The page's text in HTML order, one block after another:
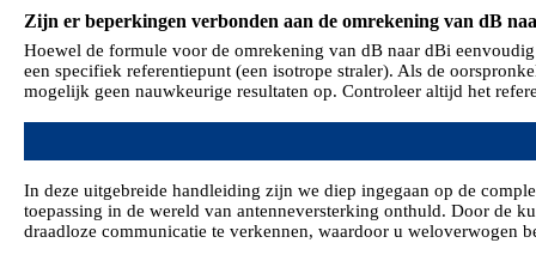
Zijn er beperkingen verbonden aan de omrekening van dB
Hoewel de formule voor de omrekening van dB naar dBi
een specifiek referentiepunt (een isotrope straler). Als de
mogelijk geen nauwkeurige resultaten op. Controleer altijd het
In deze uitgebreide handleiding zijn we diep ingegaan op de
toepassing in de wereld van antenneversterking onthuld. Door de
draadloze communicatie te verkennen, waardoor u weloverwogen